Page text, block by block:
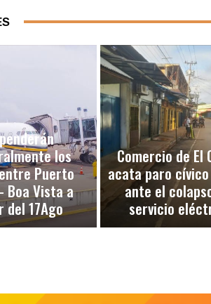
los
Puerto
Boa Vista a
17Ago
Comercio de El
acata paro
ante el
servicio